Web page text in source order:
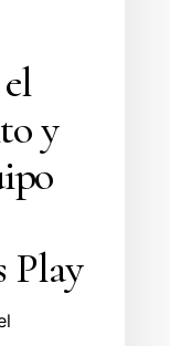
y
Play